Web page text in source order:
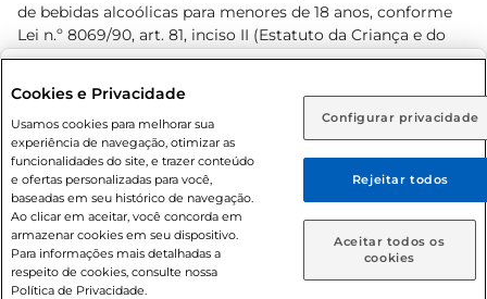
Rio de Janeiro (RJ) Goiás (GO)
Ou
Caso queira comprar online, informe como deseja receber
suas compras:
Entrega em casa Retire em Loja
de bebidas alcoólicas para menores de 18 anos, conforme
Lei n.º 8069/90, art. 81, inciso II (Estatuto da Criança e do
Adolescente). Preços e condições exclusivos para o
prévio. O valor mínimo para as compras on-line é de R$
80,00.
© 2026 Copyright. Todos os direitos
reservados Prezunic.
Cookies e Privacidade
Usamos cookies para melhorar sua
experiência de navegação, otimizar as
funcionalidades do site, e trazer conteúdo
e ofertas personalizadas para você,
baseadas em seu histórico de navegação.
Ao clicar em aceitar, você concorda em
armazenar cookies em seu dispositivo.
Para informações mais detalhadas a
respeito de cookies, consulte nossa
Política de Privacidade.
Configurar privacidade
Rejeitar todos
Aceitar todos os
cookies